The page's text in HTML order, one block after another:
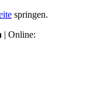
springen.
| Online: